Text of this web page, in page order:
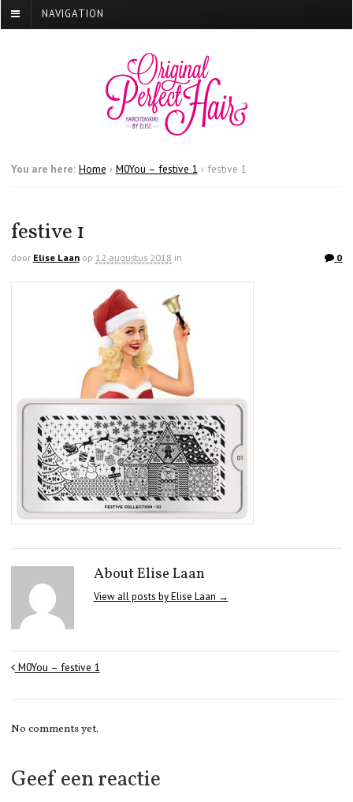
NAVIGATION
You are here: Home › M0You – festive 1 › festive 1
festive 1
door Elise Laan op 12 augustus 2018 in 0
About Elise Laan
View all posts by Elise Laan →
M0You – festive 1
No comments yet.
Geef een reactie